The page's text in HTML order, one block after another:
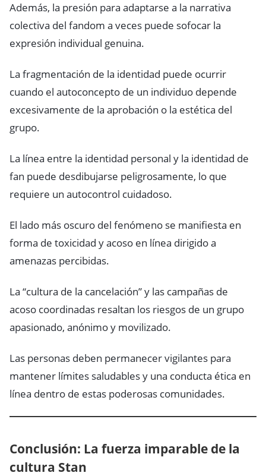
Además, la presión para adaptarse a la narrativa
colectiva del fandom a veces puede sofocar la
expresión individual genuina.
La fragmentación de la identidad puede ocurrir
cuando el autoconcepto de un individuo depende
excesivamente de la aprobación o la estética del
grupo.
La línea entre la identidad personal y la identidad de
fan puede desdibujarse peligrosamente, lo que
requiere un autocontrol cuidadoso.
El lado más oscuro del fenómeno se manifiesta en
forma de toxicidad y acoso en línea dirigido a
amenazas percibidas.
La “cultura de la cancelación” y las campañas de
acoso coordinadas resaltan los riesgos de un grupo
apasionado, anónimo y movilizado.
Las personas deben permanecer vigilantes para
mantener límites saludables y una conducta ética en
línea dentro de estas poderosas comunidades.
Conclusión: La fuerza imparable de la
cultura Stan